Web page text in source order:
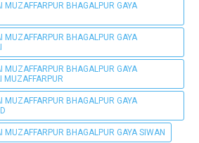
MUZAFFARPUR BHAGALPUR GAYA
MUZAFFARPUR BHAGALPUR GAYA
MUZAFFARPUR BHAGALPUR GAYA
MUZAFFARPUR
MUZAFFARPUR BHAGALPUR GAYA
MUZAFFARPUR BHAGALPUR GAYA SIWAN